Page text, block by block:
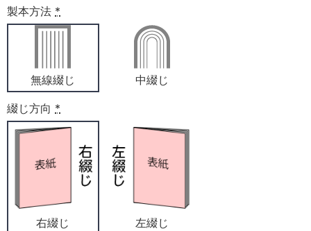
製本方法 *
無線綴じ 中綴じ
綴じ方向 *
右綴じ 左綴じ